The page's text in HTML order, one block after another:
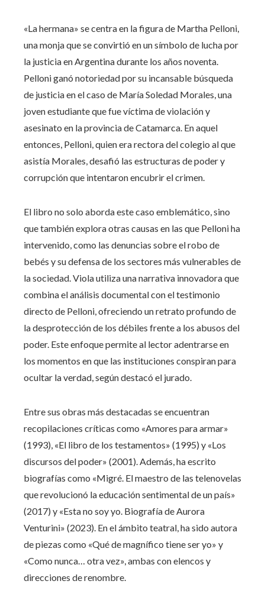
«La hermana» se centra en la figura de Martha Pelloni,
una monja que se convirtió en un símbolo de lucha por
la justicia en Argentina durante los años noventa.
Pelloni ganó notoriedad por su incansable búsqueda
de justicia en el caso de María Soledad Morales, una
joven estudiante que fue víctima de violación y
asesinato en la provincia de Catamarca. En aquel
entonces, Pelloni, quien era rectora del colegio al que
asistía Morales, desafió las estructuras de poder y
corrupción que intentaron encubrir el crimen.
El libro no solo aborda este caso emblemático, sino
que también explora otras causas en las que Pelloni ha
intervenido, como las denuncias sobre el robo de
bebés y su defensa de los sectores más vulnerables de
la sociedad. Viola utiliza una narrativa innovadora que
combina el análisis documental con el testimonio
directo de Pelloni, ofreciendo un retrato profundo de
la desprotección de los débiles frente a los abusos del
poder. Este enfoque permite al lector adentrarse en
los momentos en que las instituciones conspiran para
ocultar la verdad, según destacó el jurado.
Entre sus obras más destacadas se encuentran
recopilaciones críticas como «Amores para armar»
(1993), «El libro de los testamentos» (1995) y «Los
discursos del poder» (2001). Además, ha escrito
biografías como «Migré. El maestro de las telenovelas
que revolucionó la educación sentimental de un país»
(2017) y «Esta no soy yo. Biografía de Aurora
Venturini» (2023). En el ámbito teatral, ha sido autora
de piezas como «Qué de magnífico tiene ser yo» y
«Como nunca… otra vez», ambas con elencos y
direcciones de renombre.